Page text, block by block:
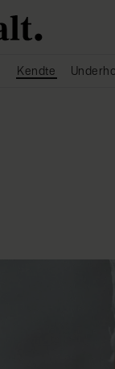
Kendte